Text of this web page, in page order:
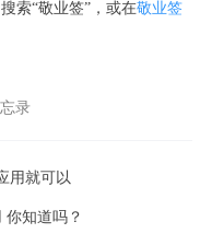
索“敬业签”，或在敬业签
录
用就可以
你知道吗？